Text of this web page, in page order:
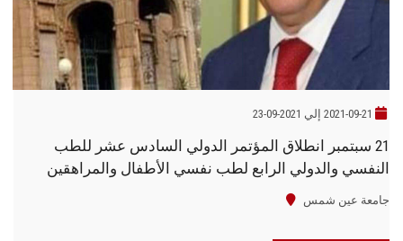
2021-09-21 إلي 2021-09-23
21 سبتمبر انطلاق المؤتمر الدولي السادس عشر للطب
النفسي والدولي الرابع لطب نفسي الأطفال والمراهقين
جامعة عين شمس